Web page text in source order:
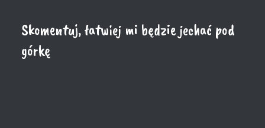
Skomentuj, łatwiej mi będzie jechać pod
górkę